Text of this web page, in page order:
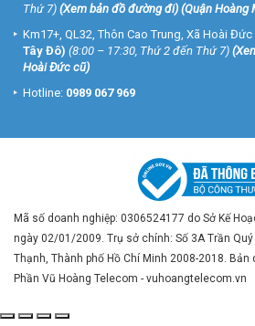
Thứ 7) (Xem bản đồ đường đi) (Quận Hoàng
Km17+, QL32, Thôn Cao Trung, Xã Hoài Đức
Tây Đô) (8:00 – 17:30, Thứ 2 đến Thứ 7) (
Hoài Đức cũ)
Hotline: 0989 067 969
Mã số doanh nghiệp: 0306524177 do Sở Kế
ngày 02/01/2009. Trụ sở chính: Số 3A Trần
Thạnh, Thành phố Hồ Chí Minh 2008-2018. Bản
Phần Vũ Hoàng Telecom - vuhoangtelecom.vn